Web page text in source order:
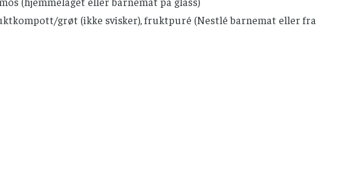
grøt (ikke svisker), fruktpuré (Nestlé barnemat eller fra